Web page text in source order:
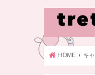
HOME キ